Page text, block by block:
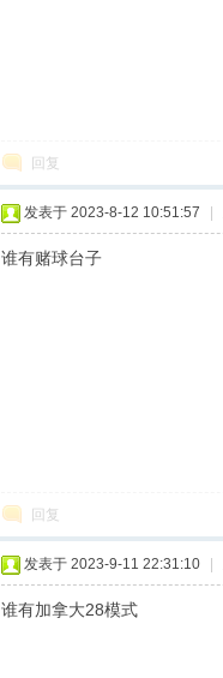
回复
发表于 2023-8-12 10:51:57
谁有赌球台子
回复
发表于 2023-9-11 22:31:10
谁有加拿大28模式